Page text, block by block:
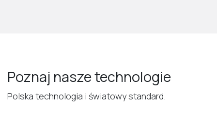
Poznaj nasze technologie
Polska technologia i światowy standard.